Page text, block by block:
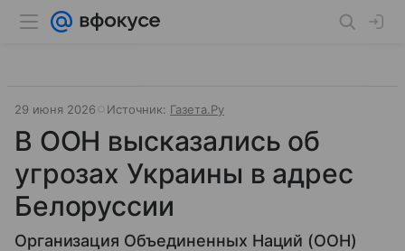
29 июня 2026 Источник: Газета.Ру
В ООН высказались об
угрозах Украины в адрес
Белоруссии
Организация Объединенных Наций (ООН)